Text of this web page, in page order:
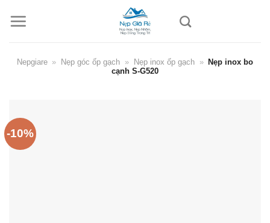
Nepgiare » Nẹp góc ốp gạch » Nẹp inox ốp gạch » Nẹp inox bo
cạnh S-G520
-10%